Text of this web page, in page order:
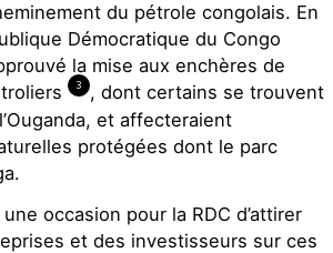
du pétrole congolais. En
Démocratique du Congo
la mise aux enchères de
3
, dont certains se trouvent
et affecteraient
protégées dont le parc
occasion pour la RDC d’attirer
et des investisseurs sur ces